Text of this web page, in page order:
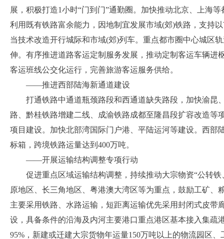
展， 积极打造1小时“门到门”通勤圈。加快推动北京、上海
利用既有铁路富余能力，因地制宜发展市域(郊)铁路，支持
当技术改造开行城际和市域(郊)列车。 重点都市圈中心城区
伸。 有序推进道路客运定制服务发展，推动定制客运车辆进
客运班线公交化运行，完善旅游客运服务供给。
——推进西部陆海新通道建设
打通铁路中通道瓶颈路段和西通道缺失路段，加快渝昆
路、黔桂铁路增建二线、成渝铁路成都至隆昌段扩容改造等
项目建设。加快北部湾国际门户港、平陆运河等建设。西部
标箱，跨境铁路运量达到400万吨。
——开展运输结构调整专项行动
促进重点区域运输结构调整，持续推动大宗物资“公转
原地区、长三角地区、粤港澳大湾区等为重点，鼓励工矿、
主要采用铁路、水路运输，短距离运输优先采用封闭式皮带
设，具备条件的沿海及内河主要港口重点港区基本接入集疏
95%，新建或迁建大宗货物年运量150万吨以上的物流园区